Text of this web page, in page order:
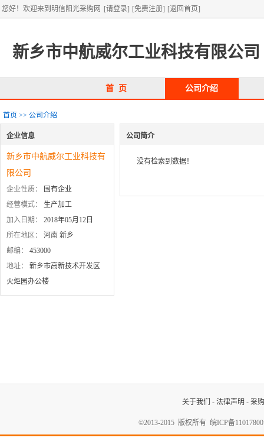
您好！欢迎来到明信阳光采购网 [请登录] [免费注册] [返回首页]
新乡市中航威尔工业科技有限公司
首 页 公司介绍
首页 >> 公司介绍
企业信息
新乡市中航威尔工业科技有
限公司
企业性质：
国有企业
经营模式：
生产加工
加入日期：
2018年05月12日
所在地区：
河南 新乡
邮编：
453000
地址：
新乡市高新技术开发区
火炬园办公楼
公司简介
关于我们 - 法律声明 - 采
©2013-2015 版权所有 皖ICP备